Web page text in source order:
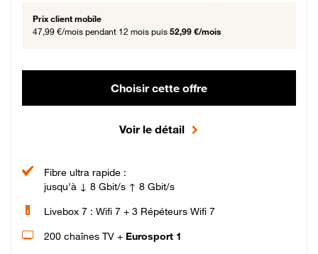
Prix client mobile
47,99 €/mois pendant 12 mois puis 52,99 €/mois
Choisir cette offre
Voir le détail
Fibre ultra rapide :
jusqu'à ↓ 8 Gbit/s ↑ 8 Gbit/s
Livebox 7 : Wifi 7 + 3 Répéteurs Wifi 7
200 chaînes TV + Eurosport 1